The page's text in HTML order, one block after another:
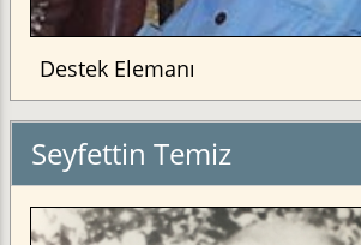
Destek Elemanı
Seyfettin Temiz